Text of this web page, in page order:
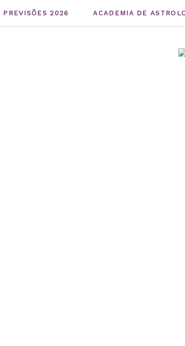
PREVISÕES 2026 ACADEMIA DE